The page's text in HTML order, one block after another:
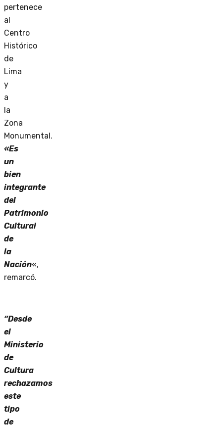
pertenece
al
Centro
Histórico
de
Lima
y
a
la
Zona
Monumental.
«Es
un
bien
integrante
del
Patrimonio
Cultural
de
la
Nación«,
remarcó.
“Desde
el
Ministerio
de
Cultura
rechazamos
este
tipo
de